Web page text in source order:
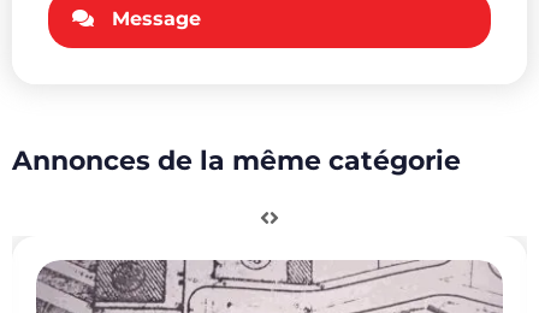
Message
Annonces de la même catégorie